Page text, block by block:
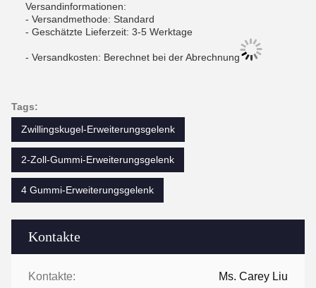
Kontakte
Kontakte: Ms. Carey Liu
Versandinformationen:
- Versandmethode: Standard
- Geschätzte Lieferzeit: 3-5 Werktage
- Versandkosten: Berechnet bei der Abrechnung
Tags:
Zwillingskugel-Erweiterungsgelenk
2-Zoll-Gummi-Erweiterungsgelenk
4 Gummi-Erweiterungsgelenk